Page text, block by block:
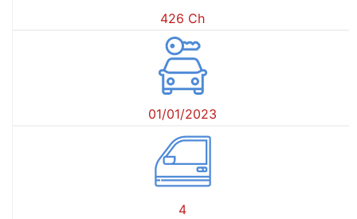
426 Ch
01/01/2023
4